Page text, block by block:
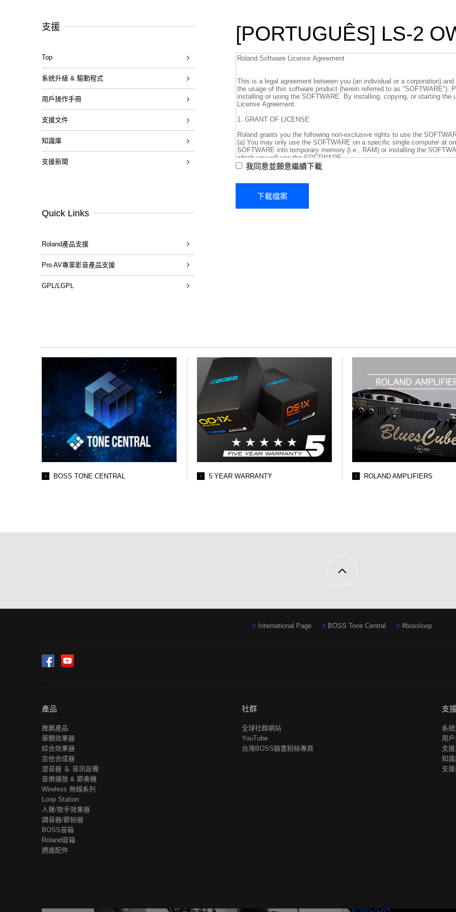
[PORTUGUÊS] LS-2
我同意並願意繼續下載
支援
Top
系統升級 & 驅動程式
用戶操作手冊
支援文件
知識庫
支援新聞
Quick Links
Roland產品支援
Pro AV專業影音產品支援
GPL/LGPL
BOSS TONE CENTRAL 5 YEAR WARRANTY ROLAND AMPLIFIERS
International Page BOSS Tone Central #bossloop
Facebook
產品
推薦產品
單顆效果器
綜合效果器
吉他合成器
混音器 ＆ 音訊設備
音樂播放 & 節奏機
Wireless 無線系列
Loop Station
人聲/歌手效果器
調音器/節拍器
BOSS音箱
Roland音箱
週邊配件
社群
全球社群網站
YouTube
台灣BOSS臉書粉絲專頁
支
系
用
支
知
支